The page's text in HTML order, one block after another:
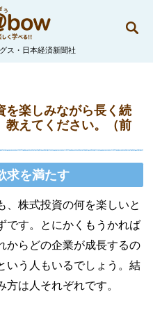
ス・日本経済新聞社
を楽しみながら長く続
教えてください。（前
求を満たす
、株式投資の何を楽しいと
です。とにかくもうかれば
からどの企業が成長するの
いう人もいるでしょう。結
は人それぞれです。